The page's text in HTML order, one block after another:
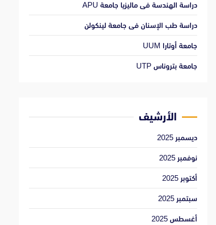
دراسة الهندسة فى ماليزيا جامعة APU
دراسة طب الإسنان فى جامعة لينكولن
جامعة أوتارا UUM
جامعة بتروناس UTP
الأرشيف
ديسمبر 2025
نوفمبر 2025
أكتوبر 2025
سبتمبر 2025
أغسطس 2025